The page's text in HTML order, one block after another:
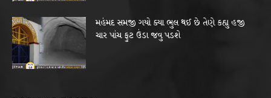
મહંમદ સમજી ગયો ક્યા ભુલ થઈ છે તેણે કહ્યુ હજી
ચાર પાંચ ફુટ ઉંડા જવુ પડશે